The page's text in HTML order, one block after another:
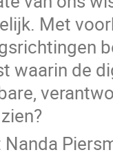
Met
waarin de
Nanda